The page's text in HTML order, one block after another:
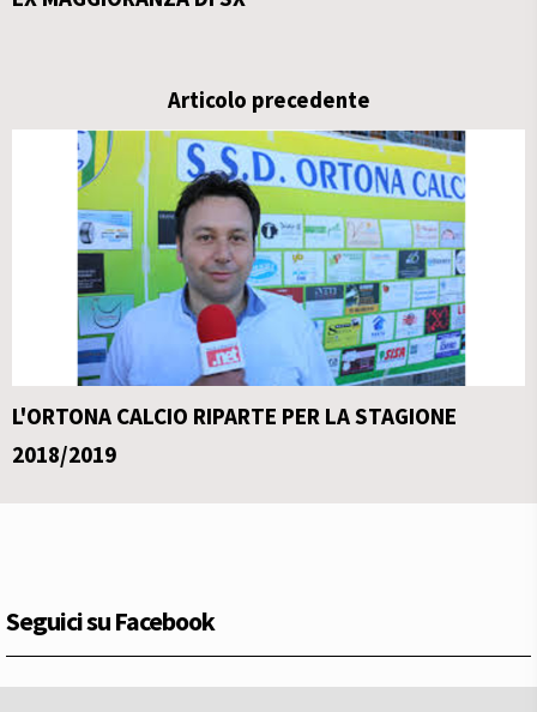
Articolo precedente
L'ORTONA CALCIO RIPARTE PER LA STAGIONE
2018/2019
Seguici su Facebook